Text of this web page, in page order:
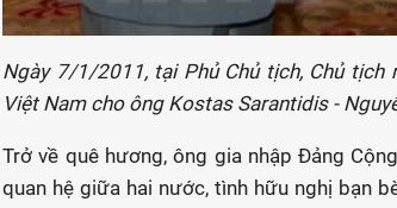
Ngày 7/1/2011, tại Phủ Chủ tịch, Chủ
Việt Nam cho ông Kostas Sarantidis -
Trở về quê hương, ông gia nhập Đảng
quan hệ giữa hai nước, tình hữu nghị bạn